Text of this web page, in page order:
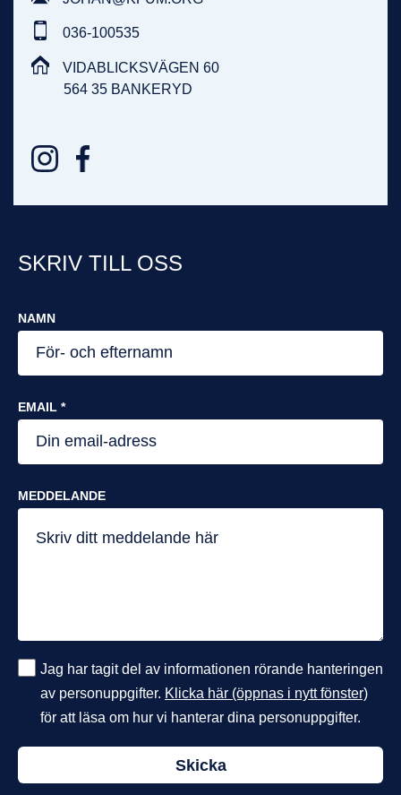
036-100535
VIDABLICKSVÄGEN 60
564 35 BANKERYD
SKRIV TILL OSS
NAMN
EMAIL *
MEDDELANDE
Jag har tagit del av informationen rörande hanteringen
av personuppgifter. Klicka här (öppnas i nytt fönster)
för att läsa om hur vi hanterar dina personuppgifter.
Skicka